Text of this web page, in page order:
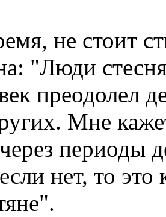
не стоит
"Люди
преодолел
Мне
периоды
нет, то это